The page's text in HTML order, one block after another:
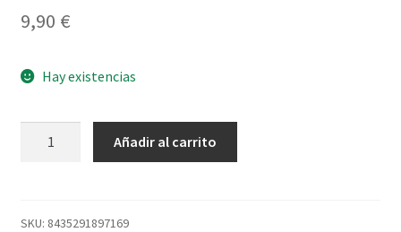
9,90 €
Hay existencias
Mango
Añadir al carrito
SKU: 8435291897169